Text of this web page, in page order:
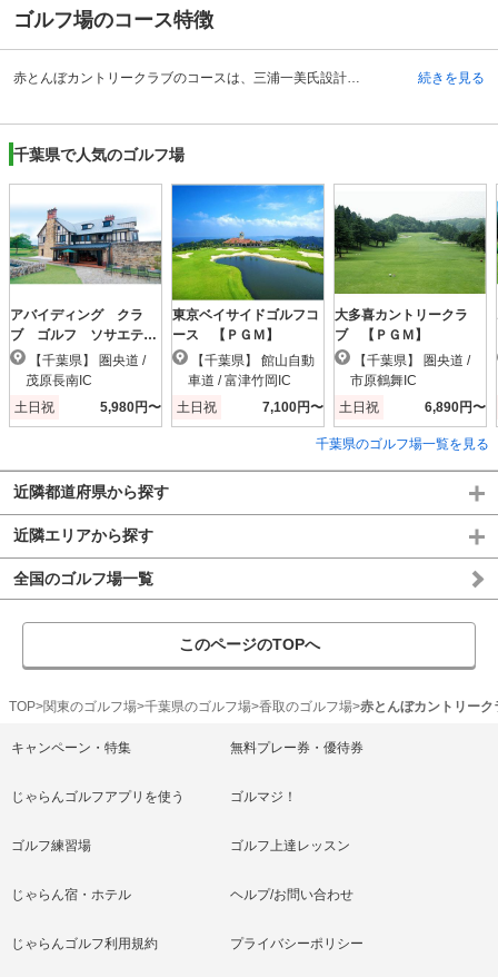
ゴルフ場のコース特徴
赤とんぼカントリークラブのコースは、三浦一美氏設計による、ありのままの自然を生かしたコースのゴルフ場です。ゴルフのプレーをしながら森林浴が出来るような空間であり、その点も都心から来るゴルファーからの人気のポイントとなっています。丘陵コースに18のホールが配置されており、コースは平坦のように見えて、左右のどちらかに難所がある傾向を持っています。飛距離以外に戦略性を要する部分もたくさんありますので、練習場では学ぶことの出来ないテクニックや考え方を習得することが可能です。初心者から上級者まで楽しめるコース内容になっていますので、都会の雑踏を忘れて自然と一体化したいと思うゴルファーから非常に人気の高いゴルフ場となっています。 続きを見る
千葉県で人気のゴルフ場
アバイディング クラ
ブ ゴルフ ソサエテ
ィ 【ＰＧＭ】
茂原長南IC
土日祝
5,980円〜
東京ベイサイドゴルフコ
ース 【ＰＧＭ】
車道 / 富津竹岡IC
土日祝
7,100円〜
大多喜カントリークラ
ブ 【ＰＧＭ】
市原鶴舞IC
土日祝
6,890円〜
千葉県のゴルフ場一覧を見る
近隣都道府県から探す
近隣エリアから探す
全国のゴルフ場一覧
このページのTOPへ
TOP 関東のゴルフ場 千葉県のゴルフ場 香取のゴルフ場 赤とんぼカントリー
キャンペーン・特集 無料プレー券・優待券
じゃらんゴルフアプリを使う ゴルマジ！
ゴルフ練習場 ゴルフ上達レッスン
じゃらん宿・ホテル ヘルプ/お問い合わせ
じゃらんゴルフ利用規約 プライバシーポリシー